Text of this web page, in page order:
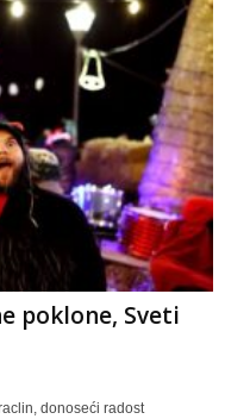
poklone, Sveti
donoseći radost